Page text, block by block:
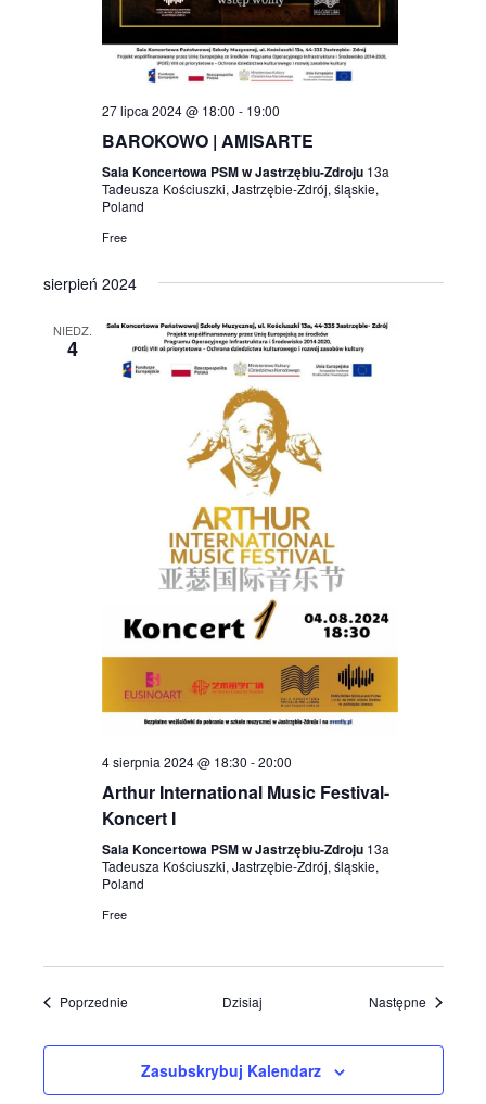
27 lipca 2024 @ 18:00 - 19:00
BAROKOWO | AMISARTE
Sala Koncertowa PSM w Jastrzębiu-Zdroju 13a
Tadeusza Kościuszki, Jastrzębie-Zdrój, śląskie,
Poland
Free
sierpień 2024
NIEDZ.
4
4 sierpnia 2024 @ 18:30 -20:00
Arthur International Music Festival-
Koncert I
Sala Koncertowa PSM w Jastrzębiu-Zdroju 13a
Tadeusza Kościuszki, Jastrzębie-Zdrój, śląskie,
Poland
Free
PoprzednieWydarzenia Dzisiaj Następne
Zasubskrybuj Kalendarz